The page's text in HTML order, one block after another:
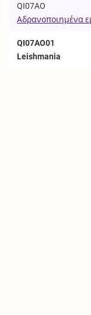
QI07AO
Αδρανοποιημένα
QI07AO01
Leishmania